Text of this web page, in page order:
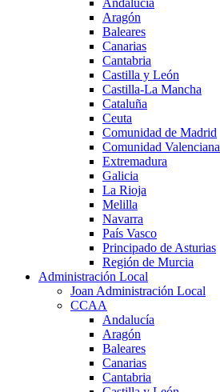
Aragón
Baleares
Canarias
Cantabria
Castilla y León
Castilla-La Mancha
Cataluña
Ceuta
Comunidad de Madrid
Comunidad Valenciana
Extremadura
Galicia
La Rioja
Melilla
Navarra
País Vasco
Principado de Asturias
Región de Murcia
Administración Local
Joan Administración Local
CCAA
Andalucía
Aragón
Baleares
Canarias
Cantabria